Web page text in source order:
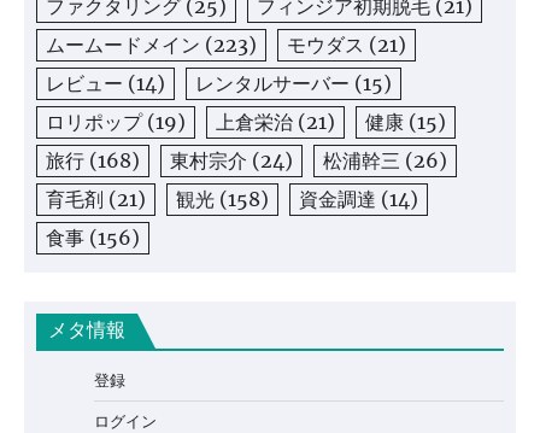
ファクタリング (25) フィンジア初期脱毛 (21)
ムームードメイン (223) モウダス (21)
レビュー (14) レンタルサーバー (15)
ロリポップ(19) 上倉栄治 (21) 健康 (15)
旅行 (168) 東村宗介 (24) 松浦幹三 (26)
育毛剤 (21) 観光 (158) 資金調達 (14)
食事 (156)
メタ情報
登録
ログイン